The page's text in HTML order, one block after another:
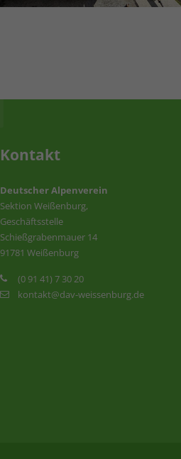
Kontakt
Deutscher Alpenverein
Sektion Weißenburg,
Geschäftsstelle
Schießgrabenmauer 14
91781 Weißenburg
(0 91 41) 7 30 20
kontakt@dav-weissenburg.de